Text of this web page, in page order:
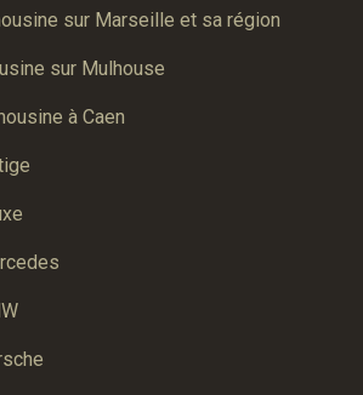
sur Marseille et sa région
sur Mulhouse
à Caen